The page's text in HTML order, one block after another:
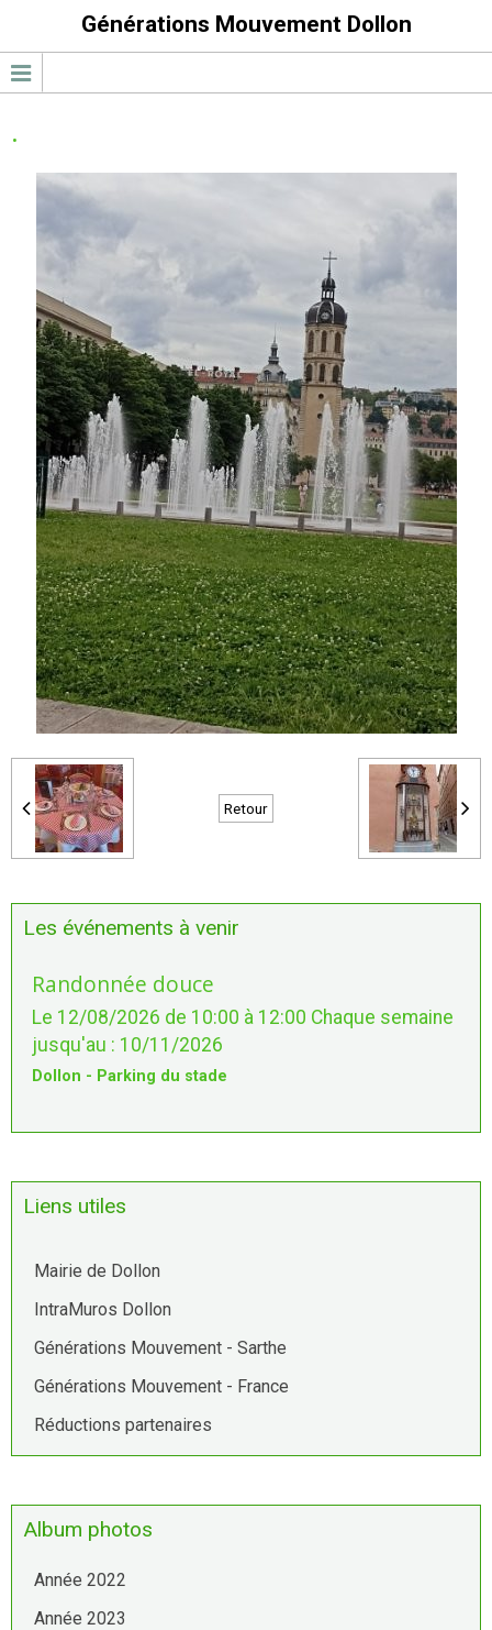
Générations Mouvement Dollon
.
Retour
Les événements à venir
Randonnée douce
Le 12/08/2026 de 10:00 à 12:00 Chaque semaine
jusqu'au : 10/11/2026
Dollon - Parking du stade
Liens utiles
Mairie de Dollon
IntraMuros Dollon
Générations Mouvement - Sarthe
Générations Mouvement - France
Réductions partenaires
Album photos
Année 2022
Année 2023